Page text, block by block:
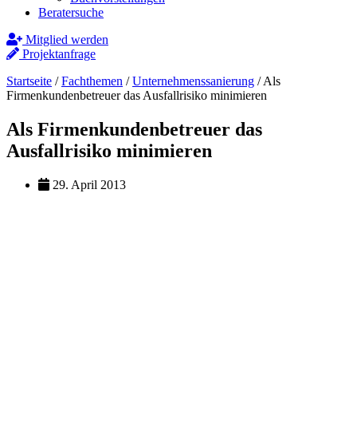
Beratersuche
Mitglied werden
Projektanfrage
Startseite /Fachthemen /Unternehmenssanierung /Als
Firmenkundenbetreuer das Ausfallrisiko minimieren
Als Firmenkundenbetreuer das
Ausfallrisiko minimieren
29. April 2013